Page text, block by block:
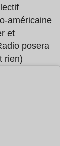
américaine
et
posera
rien)